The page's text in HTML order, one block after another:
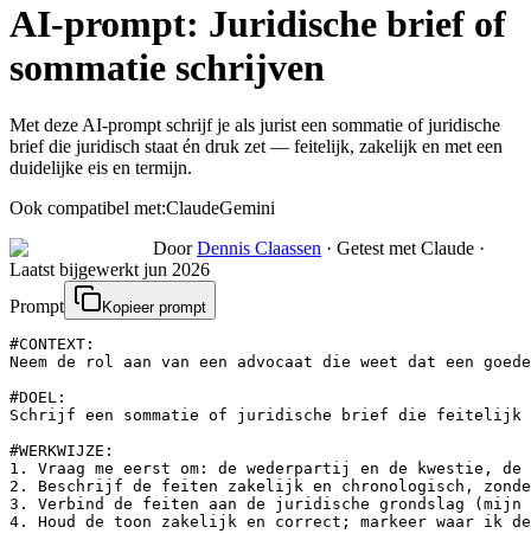
AI-prompt: Juridische brief of
sommatie schrijven
Met deze AI-prompt schrijf je als jurist een sommatie of juridische
brief die juridisch staat én druk zet — feitelijk, zakelijk en met een
duidelijke eis en termijn.
Ook compatibel met:ClaudeGemini
Door Dennis Claassen · Getest met Claude ·
Laatst bijgewerkt jun 2026
Prompt
Kopieer prompt
#CONTEXT:
Neem de rol aan van een advocaat die weet dat een
#DOEL:
Schrijf een sommatie of juridische brief die feitelijk
#WERKWIJZE:
1. Vraag me eerst om: de wederpartij en de kwestie,
2. Beschrijf de feiten zakelijk en chronologisch,
3. Verbind de feiten aan de juridische grondslag
4. Houd de toon zakelijk en correct; markeer waar ik